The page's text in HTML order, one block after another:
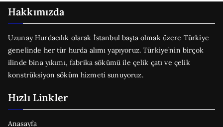
Hakkımızda
Uzunay Hurdacılık olarak İstanbul başta olmak üzere Türkiye
genelinde her tür hurda alımı yapıyoruz. Türkiye’nin birçok
ilinde bina yıkımı, fabrika sökümü ile çelik çatı ve çelik
konstrüksiyon söküm hizmeti sunuyoruz.
Hızlı Linkler
Anasayfa